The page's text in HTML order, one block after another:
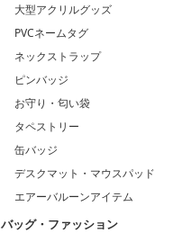
大型アクリルグッズ
PVCネームタグ
ネックストラップ
ピンバッジ
お守り・匂い袋
タペストリー
缶バッジ
デスクマット・マウスパッド
エアーバルーンアイテム
バッグ・ファッション